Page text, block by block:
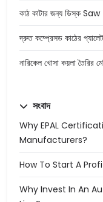
কাঠ কাটার জন্য ডিস্ক Saw
দ্রুত কম্প্রেসড কাঠের
নারিকেল খোসা কয়লা তৈরির
সংবাদ
Why EPAL
Manufacturers?
How To Start A
Why Invest In An